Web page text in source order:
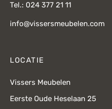
Tel.: 024 377 21 11
info@vissersmeubelen.com
LOCATIE
Vissers Meubelen
Eerste Oude Heselaan 25